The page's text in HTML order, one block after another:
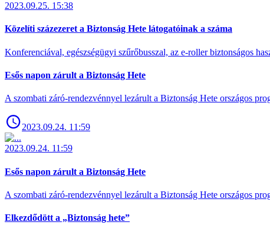
2023.09.25. 15:38
Közelíti százezeret a Biztonság Hete látogatóinak a száma
Konferenciával, egészségügyi szűrőbusszal, az e-roller biztonságos
Esős napon zárult a Biztonság Hete
A szombati záró-rendezvénnyel lezárult a Biztonság Hete országos
2023.09.24. 11:59
2023.09.24. 11:59
Esős napon zárult a Biztonság Hete
A szombati záró-rendezvénnyel lezárult a Biztonság Hete országos
Elkezdődött a „Biztonság hete”